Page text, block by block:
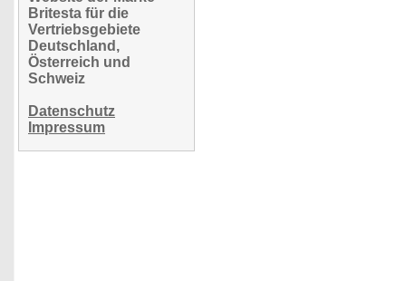
Britesta für die
Vertriebsgebiete
Deutschland,
Österreich und
Schweiz
Datenschutz
Impressum